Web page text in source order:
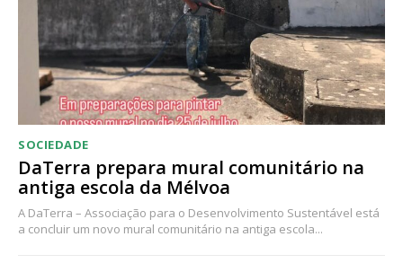
Escolha o plano
SOCIEDADE
DaTerra prepara mural comunitário na
antiga escola da Mélvoa
A DaTerra – Associação para o Desenvolvimento Sustentável está
a concluir um novo mural comunitário na antiga escola...